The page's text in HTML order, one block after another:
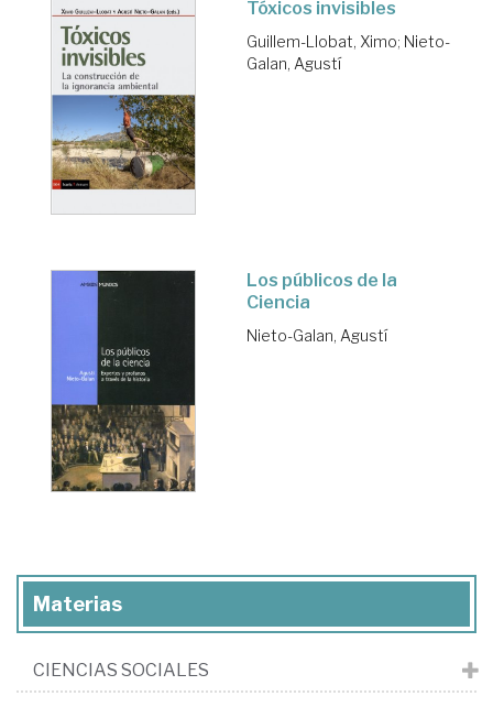
Tóxicos invisibles
Guillem-Llobat, Ximo; Nieto-
Galan, Agustí
Los públicos de la
Ciencia
Nieto-Galan, Agustí
Materias
CIENCIAS SOCIALES